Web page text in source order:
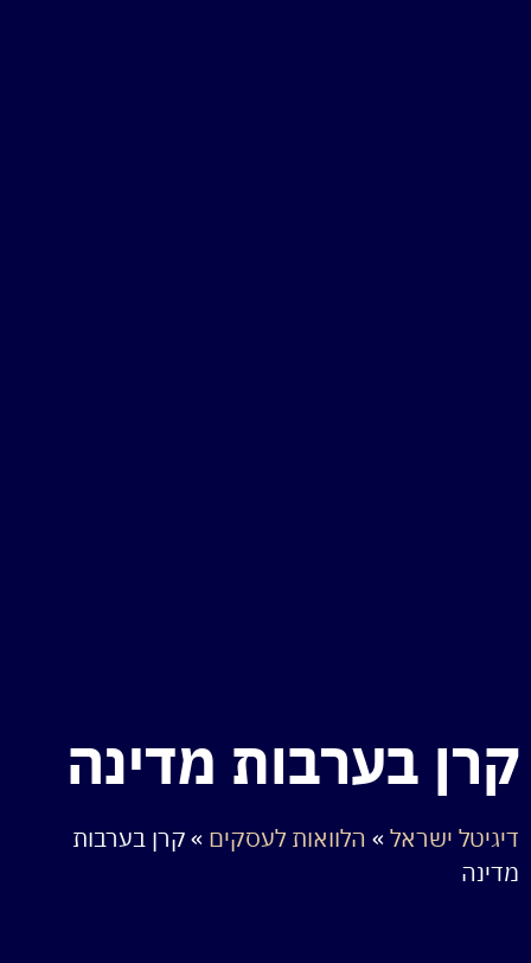
קרן בערבות מדינה
דיגיטל ישראל » הלוואות לעסקים » קרן בערבות
מדינה